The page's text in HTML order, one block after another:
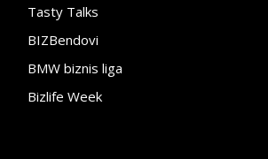
Tasty Talks
BIZBendovi
BMW biznis liga
Bizlife Week